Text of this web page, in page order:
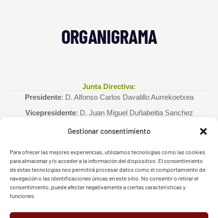
Gestionar consentimiento
Para ofrecer las mejores experiencias, utilizamos tecnologías como las cookies
para almacenar y/o acceder a la información del dispositivo. El consentimiento
de estas tecnologías nos permitirá procesar datos como el comportamiento de
navegación o las identificaciones únicas en este sitio. No consentir o retirar el
consentimiento, puede afectar negativamente a ciertas características y
funciones.
ORGANIGRAMA
Junta Directiva:
Presidente: D. Alfonso Carlos Davalillo Aurrekoetxea
Vicepresidente: D. Juan Miguel Duñabeitia Sanchez
Secretario: D. Jose Miguel Hinojal de la Fuente
Vocal 1:D. Ibón Aberasturi Echevarrieta
Vocal 2:D. Juan Manuel Gutierrez Castillo
Comite de Competición: